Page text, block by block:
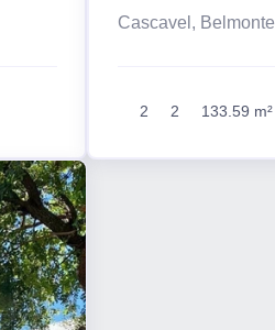
Cascavel, Belmonte
2 2 133.59 m²